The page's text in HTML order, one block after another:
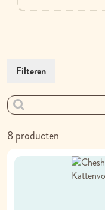
8producten
Filteren